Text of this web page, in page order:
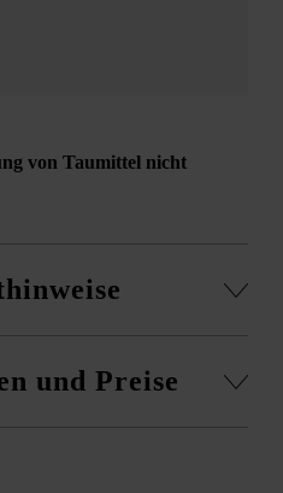
von Taumittel nicht
50 x 36,5 x 15 cm zwischen
und Preise